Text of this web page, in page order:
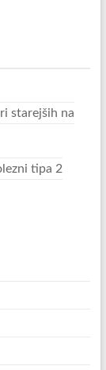
starejših na
tipa 2